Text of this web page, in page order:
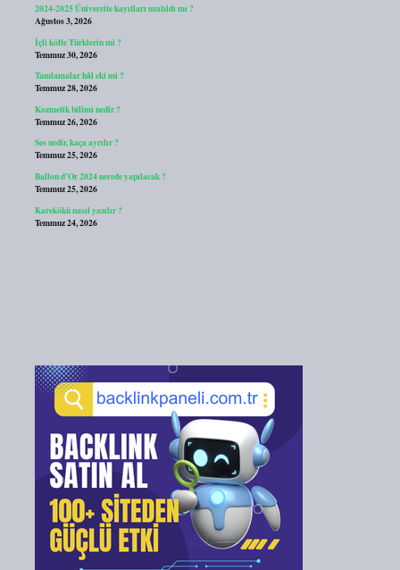
2024-2025 Üniversite kayıtları uzatıldı mı ?
Ağustos 3, 2026
İçli köfte Türklerin mi ?
Temmuz 30, 2026
Tamlamalar hâl eki mi ?
Temmuz 28, 2026
Kozmetik bilimi nedir ?
Temmuz 26, 2026
Ses nedir, kaça ayrılır ?
Temmuz 25, 2026
Ballon d’Or 2024 nerede yapılacak ?
Temmuz 25, 2026
Karekökü nasıl yazılır ?
Temmuz 24, 2026